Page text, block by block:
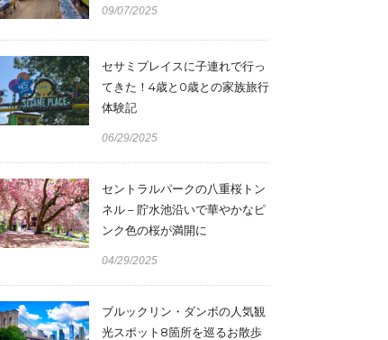
09/07/2025
セサミプレイスに子連れで行っ
てきた！4歳と0歳との家族旅行
体験記
06/29/2025
セントラルパークの八重桜トン
ネル – 貯水池沿いで華やかなピ
ンク色の桜が満開に
04/29/2025
ブルックリン・ダンボの人気観
光スポット8箇所を巡るお散歩